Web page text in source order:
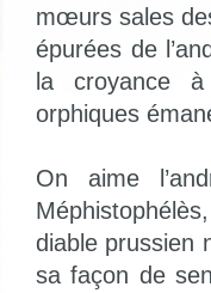
mœurs sales
épurées de
la croyance
orphiques
On aime
diable prussien
sa façon de